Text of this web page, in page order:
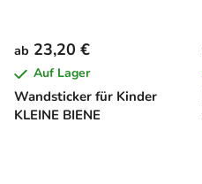
Wandsticker für Kinder
KLEINE BIENE
ab 23,20 €
Auf Lager